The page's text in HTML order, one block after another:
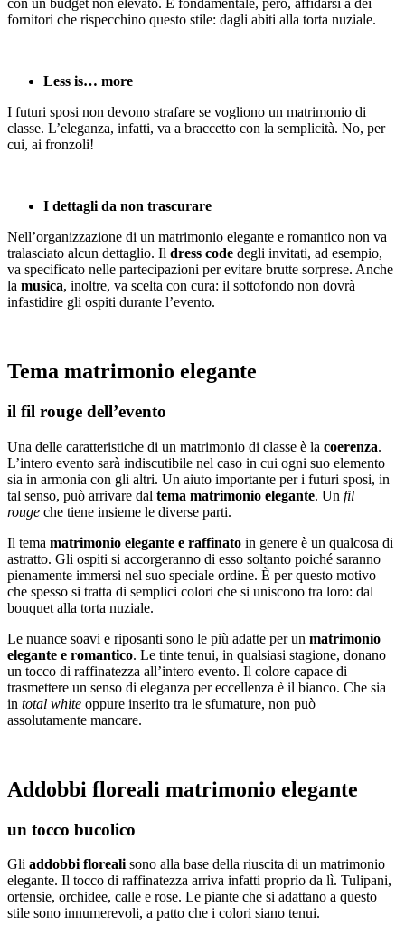
con un budget non elevato. È fondamentale, però, affidarsi a dei
fornitori che rispecchino questo stile: dagli abiti alla torta nuziale.
Less is… more
I futuri sposi non devono strafare se vogliono un matrimonio di
classe. L’eleganza, infatti, va a braccetto con la semplicità. No, per
cui, ai fronzoli!
I dettagli da non trascurare
Nell’organizzazione di un matrimonio elegante e romantico non va
tralasciato alcun dettaglio. Il dress code degli invitati, ad esempio,
va specificato nelle partecipazioni per evitare brutte sorprese. Anche
la musica, inoltre, va scelta con cura: il sottofondo non dovrà
infastidire gli ospiti durante l’evento.
Tema matrimonio elegante
il fil rouge dell’evento
Una delle caratteristiche di un matrimonio di classe è la coerenza.
L’intero evento sarà indiscutibile nel caso in cui ogni suo elemento
sia in armonia con gli altri. Un aiuto importante per i futuri sposi, in
tal senso, può arrivare dal tema matrimonio elegante. Un fil
rouge che tiene insieme le diverse parti.
Il tema matrimonio elegante e raffinato in genere è un qualcosa di
astratto. Gli ospiti si accorgeranno di esso soltanto poiché saranno
pienamente immersi nel suo speciale ordine. È per questo motivo
che spesso si tratta di semplici colori che si uniscono tra loro: dal
bouquet alla torta nuziale.
Le nuance soavi e riposanti sono le più adatte per un matrimonio
elegante e romantico. Le tinte tenui, in qualsiasi stagione, donano
un tocco di raffinatezza all’intero evento. Il colore capace di
trasmettere un senso di eleganza per eccellenza è il bianco. Che sia
in total white oppure inserito tra le sfumature, non può
assolutamente mancare.
Addobbi floreali matrimonio elegante
un tocco bucolico
Gli addobbi florealisono alla base della riuscita di un matrimonio
elegante. Il tocco di raffinatezza arriva infatti proprio da lì. Tulipani,
ortensie, orchidee, calle e rose. Le piante che si adattano a questo
stile sono innumerevoli, a patto che i colori siano tenui.